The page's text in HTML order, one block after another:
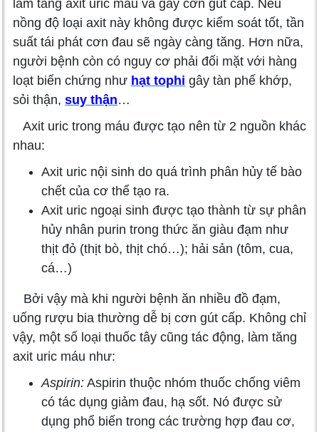
làm tăng axit uric máu và gây cơn gút cấp. Nếu
nồng độ loại axit này không được kiểm soát tốt, tần
suất tái phát cơn đau sẽ ngày càng tăng. Hơn nữa,
người bệnh còn có nguy cơ phải đối mặt với hàng
loạt biến chứng như hạt tophi gây tàn phế khớp,
sỏi thận, suy thận…
Axit uric trong máu được tạo nên từ 2 nguồn khác
nhau:
Axit uric nội sinh do quá trình phân hủy tế bào
chết của cơ thể tạo ra.
Axit uric ngoại sinh được tạo thành từ sự phân
hủy nhân purin trong thức ăn giàu đạm như
thịt đỏ (thịt bò, thịt chó…); hải sản (tôm, cua,
cá…)
Bởi vậy mà khi người bệnh ăn nhiều đồ đạm,
uống rượu bia thường dễ bị cơn gút cấp. Không chỉ
vậy, một số loại thuốc tây cũng tác động, làm tăng
axit uric máu như:
Aspirin: Aspirin thuộc nhóm thuốc chống viêm
có tác dụng giảm đau, hạ sốt. Nó được sử
dụng phổ biến trong các trường hợp đau cơ,